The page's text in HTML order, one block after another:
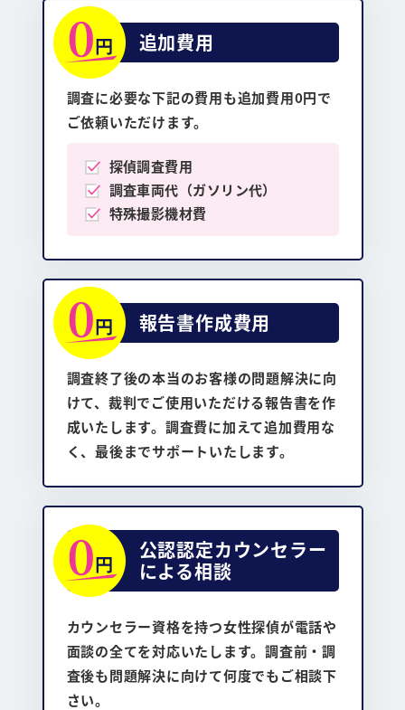
追加費用
調査に必要な下記の費用も追加費用0円で
ご依頼いただけます。
探偵調査費用
調査車両代（ガソリン代）
特殊撮影機材費
報告書作成費用
調査終了後の本当のお客様の問題解決に向
けて、裁判でご使用いただける報告書を作
成いたします。調査費に加えて追加費用な
く、最後までサポートいたします。
公認認定カウンセラー
による相談
カウンセラー資格を持つ女性探偵が電話や
面談の全てを対応いたします。調査前・調
査後も問題解決に向けて何度でもご相談下
さい。